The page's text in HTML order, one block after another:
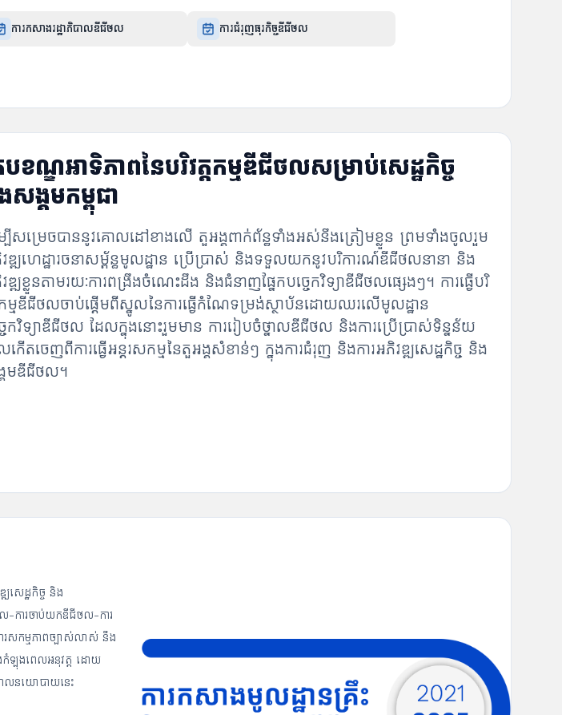
ការកសាងរដ្ឋាភិបាលឌីជីថល ការជំរុញធុរកិច្ចឌីជីថល
បខណ្ឌអាទិភាពនៃបរិវត្តកម្មឌីជីថលសម្រាប់សេដ្ឋកិច្ច
សង្គមកម្ពុជា
បីសម្រេចបាននូវគោលដៅខាងលើ តួអង្គពាក់ព័ន្ធទាំងអស់នឹងត្រៀមខ្លួន ព្រមទាំងចូលរួម
ឌ្ឍហេដ្ឋារចនាសម្ព័ន្ធមូលដ្ឋាន ប្រើប្រាស់ និងទទួលយកនូវបរិការណ៍ឌីជីថលនានា និង
ឌ្ឍខ្លួនតាមរយៈការពង្រឹងចំណេះដឹង និងជំនាញផ្នែកបច្ចេកវិទ្យាឌីជីថលផ្សេងៗ។ ការធ្វើបរិ
កម្មឌីជីថលចាប់ផ្ដើមពីស្នូលនៃការធ្វើកំណែទម្រង់ស្ថាប័នដោយឈរលើមូលដ្ឋាន
េកវិទ្យាឌីជីថល ដែលក្នុងនោះរួមមាន ការរៀបចំថ្នាលឌីជីថល និងការប្រើប្រាស់ទិន្នន័យ
កើតចេញពីការធ្វើអន្តរសកម្មនៃតួអង្គសំខាន់ៗ ក្នុងការជំរុញ និងការអភិវឌ្ឍសេដ្ឋកិច្ច និង
មឌីជីថល។
សេដ្ឋកិច្ច និង
-ការចាប់យកឌីជីថល-ការ
រសកម្មភាពច្បាស់លាស់ នឹង
ងកំឡុងពេលអនុវត្ត ដោយ
ោលនយោបាយនេះ